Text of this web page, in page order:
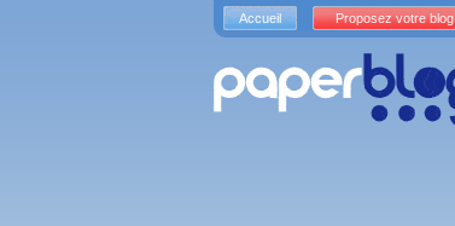
Accueil Proposez votre blog